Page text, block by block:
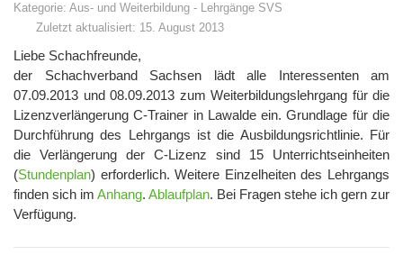
Kategorie: Aus- und Weiterbildung - Lehrgänge SVS
Zuletzt aktualisiert: 15. August 2013
Liebe Schachfreunde,
der Schachverband Sachsen lädt alle Interessenten am
07.09.2013 und 08.09.2013 zum Weiterbildungslehrgang für die
Lizenzverlängerung C-Trainer in Lawalde ein. Grundlage für die
Durchführung des Lehrgangs ist die Ausbildungsrichtlinie. Für
die Verlängerung der C-Lizenz sind 15 Unterrichtseinheiten
(Stundenplan) erforderlich. Weitere Einzelheiten des Lehrgangs
finden sich im Anhang. Ablaufplan. Bei Fragen stehe ich gern zur
Verfügung.